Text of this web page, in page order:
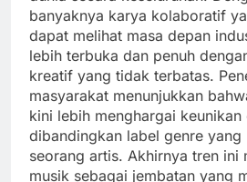
banyaknya karya kolaboratif
dapat melihat masa depan
lebih terbuka dan penuh
kreatif yang tidak terbatas.
masyarakat menunjukkan
kini lebih menghargai
dibandingkan label genre yang
seorang artis. Akhirnya tren ini
musik sebagai jembatan yang